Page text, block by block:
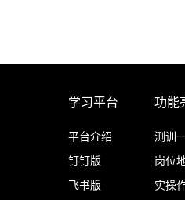
学习平台
平台介绍
钉钉版
飞书版
功能
测训
岗位
实操